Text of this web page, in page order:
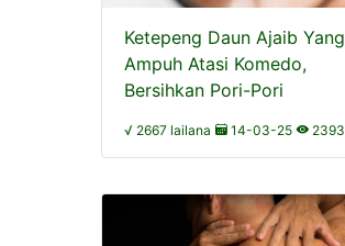
Ketepeng Daun Ajaib Yang
Ampuh Atasi Komedo,
Bersihkan Pori-Pori
√ 2667 lailana 14-03-25 2393